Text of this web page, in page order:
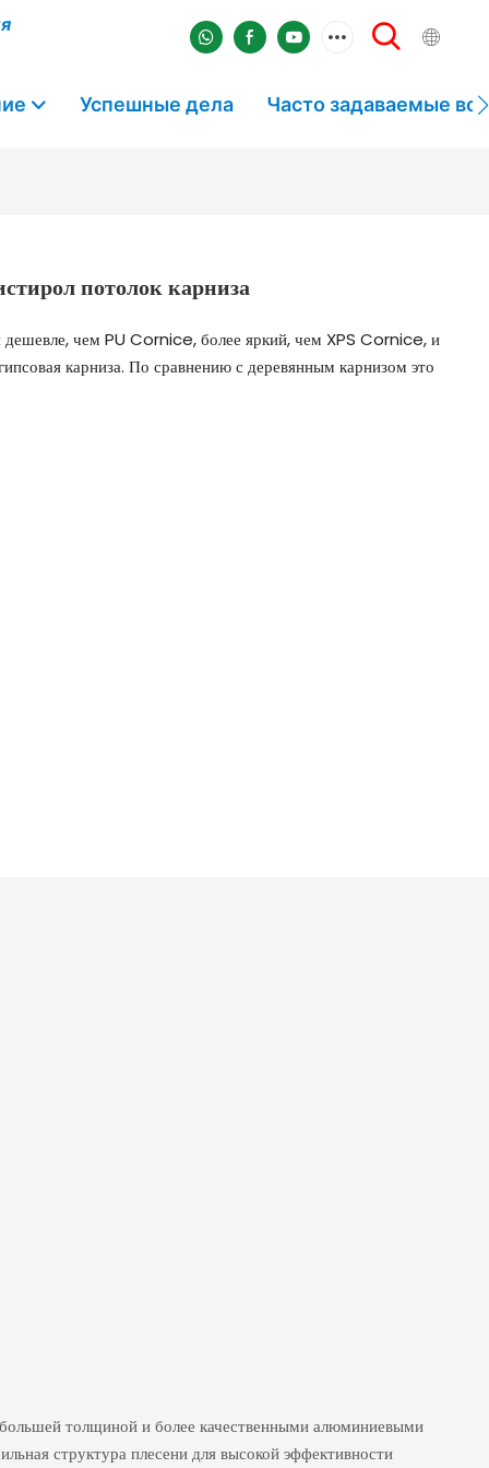
Успешные дела Часто задаваемые
потолок карниза
чем PU Cornice, более яркий, чем XPS Cornice, и
карниза. По сравнению с деревянным карнизом это
толщиной и более качественными алюминиевыми
структура плесени для высокой эффективности